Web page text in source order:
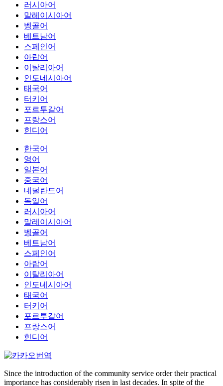
러시아어
말레이시아어
벵골어
베트남어
스페인어
아랍어
이탈리아어
인도네시아어
태국어
터키어
포르투갈어
프랑스어
힌디어
한국어
영어
일본어
중국어
네덜란드어
독일어
러시아어
말레이시아어
벵골어
베트남어
스페인어
아랍어
이탈리아어
인도네시아어
태국어
터키어
포르투갈어
프랑스어
힌디어
Since the introduction of the community service order their practical
importance has considerably risen in last decades. In spite of the